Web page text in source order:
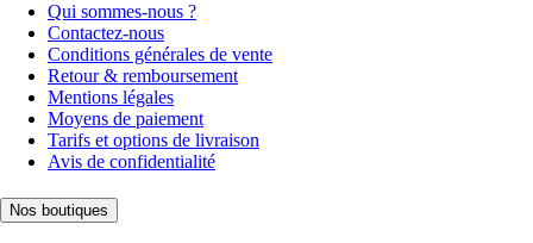
Qui sommes-nous ?
Contactez-nous
Conditions générales de vente
Retour & remboursement
Mentions légales
Moyens de paiement
Tarifs et options de livraison
Avis de confidentialité
Nos boutiques